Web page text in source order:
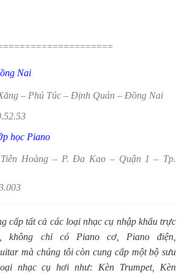
Nai
– Phú Túc – Định Quán – Đồng Nai
học Piano
Hoàng – P. Đa Kao – Quận 1 – Tp.
cấp tất cả các loại nhạc cụ nhập khẩu trực
không chỉ có Piano cơ, Piano điện
mà chúng tôi còn cung cấp một bộ sưu
nhạc cụ hơi như: Kèn Trumpet, Kèn